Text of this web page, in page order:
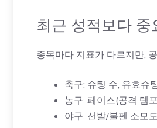
최근 성적보다
종목마다 지표가 다르지만,
축구: 슈팅 수, 유효슈
농구: 페이스(공격 템
야구: 선발/불펜 소모